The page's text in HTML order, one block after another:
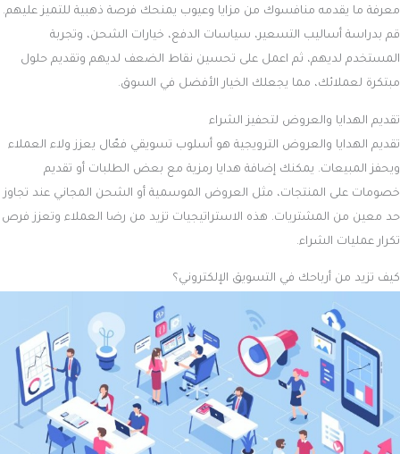
معرفة ما يقدمه منافسوك من مزايا وعيوب يمنحك فرصة ذهبية للتميز عليهم.
قم بدراسة أساليب التسعير، سياسات الدفع، خيارات الشحن، وتجربة
المستخدم لديهم، ثم اعمل على تحسين نقاط الضعف لديهم وتقديم حلول
مبتكرة لعملائك، مما يجعلك الخيار الأفضل في السوق.
تقديم الهدايا والعروض لتحفيز الشراء
تقديم الهدايا والعروض الترويجية هو أسلوب تسويقي فعّال يعزز ولاء العملاء
ويحفز المبيعات. يمكنك إضافة هدايا رمزية مع بعض الطلبات أو تقديم
خصومات على المنتجات، مثل العروض الموسمية أو الشحن المجاني عند تجاوز
حد معين من المشتريات. هذه الاستراتيجيات تزيد من رضا العملاء وتعزز فرص
تكرار عمليات الشراء.
كيف تزيد من أرباحك في التسويق الإلكتروني؟